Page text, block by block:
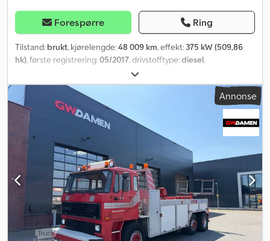
Forespørre Ring
Tilstand: brukt, kjørelengde:48 009 km, effekt: 375 kW (509,86
hk), første registrering:05/2017, drivstofftype:diesel,
, akselavstand:
drivstofftank kapasitet:390 l, bremser:motorbremsing, girtype:
automatisk, utslippsklasse:
, total lengde:
10 900 mm, total bredde:2 550 mm
, Utstyr:
aircondition, cruise control, differensialsperre, elektrisk
justerbart speil, elektrisk vindusregulering, kjørecomputer,
parkeringsvarmer, sentral låsing, setevarmer,
Annonse